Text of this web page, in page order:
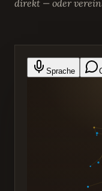
direkt — oder
Sprache